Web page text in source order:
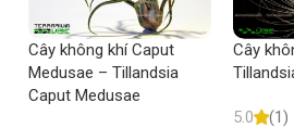
Cây không khí Caput
Medusae – Tillandsia
Caput Medusae
Cây
5.0
(1)